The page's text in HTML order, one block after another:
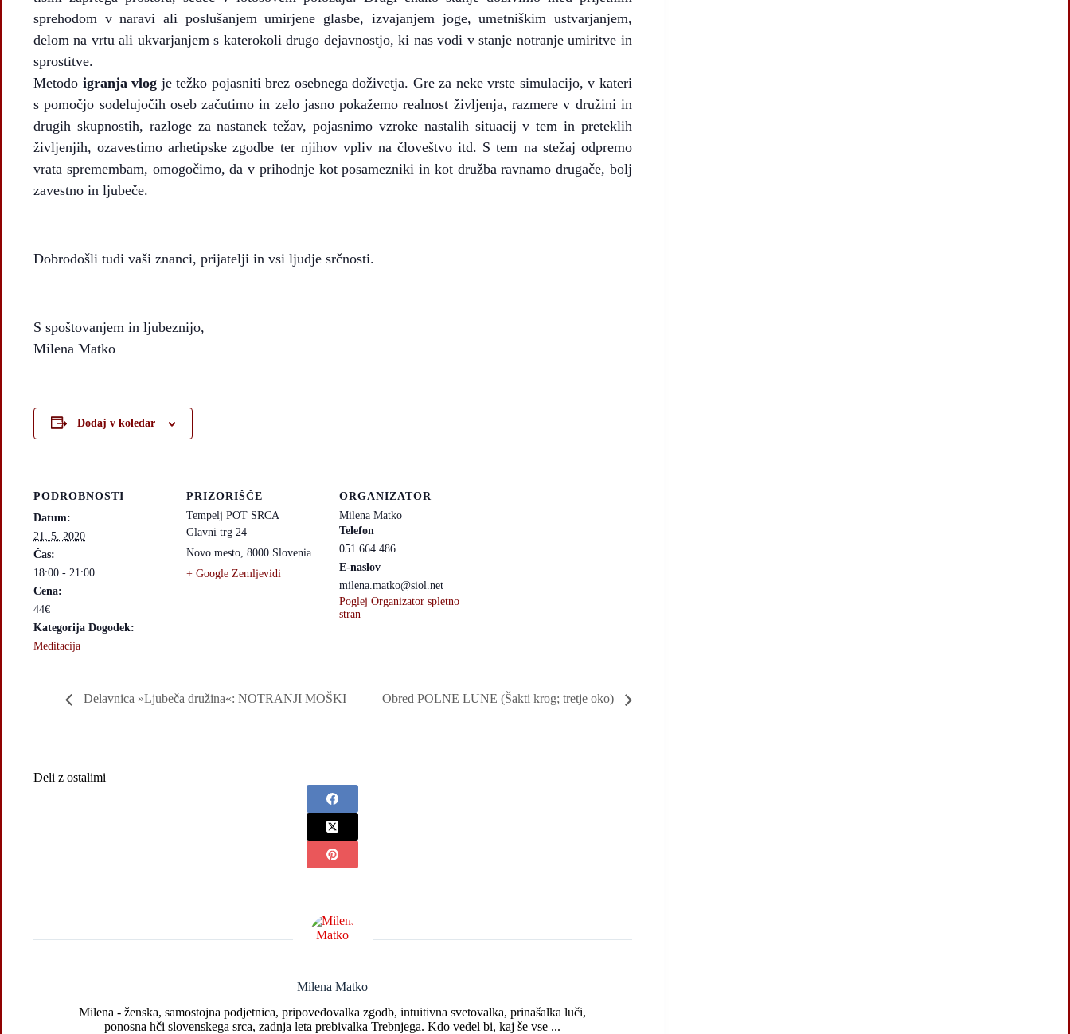
sprehodom v naravi ali poslušanjem umirjene glasbe, izvajanjem joge, umetniškim ustvarjanjem,
delom na vrtu ali ukvarjanjem s katerokoli drugo dejavnostjo, ki nas vodi v stanje notranje umiritve in
sprostitve.
Metodo igranja vlog je težko pojasniti brez osebnega doživetja. Gre za neke vrste simulacijo, v kateri
s pomočjo sodelujočih oseb začutimo in zelo jasno pokažemo realnost življenja, razmere v družini in
drugih skupnostih, razloge za nastanek težav, pojasnimo vzroke nastalih situacij v tem in preteklih
življenjih, ozavestimo arhetipske zgodbe ter njihov vpliv na človeštvo itd. S tem na stežaj odpremo
vrata spremembam, omogočimo, da v prihodnje kot posamezniki in kot družba ravnamo drugače, bolj
zavestno in ljubeče.
Dobrodošli tudi vaši znanci, prijatelji in vsi ljudje srčnosti.
S spoštovanjem in ljubeznijo,
Milena Matko
Dodaj v koledar
PODROBNOSTI
Datum:
21. 5. 2020
Čas:
18:00 - 21:00
Cena:
44€
Kategorija Dogodek:
Meditacija
PRIZORIŠČE
Tempelj POT SRCA
Glavni trg 24
Novo mesto, 8000 Slovenia
+ Google Zemljevidi
ORGANIZATOR
Milena Matko
Telefon
051 664 486
E-naslov
milena.matko@siol.net
Poglej Organizator spletno
stran
Delavnica »Ljubeča družina«: NOTRANJI MOŠKI Obred POLNE LUNE (Šakti krog; tretje oko)
Deli z ostalimi
Milena Matko
Milena - ženska, samostojna podjetnica, pripovedovalka zgodb, intuitivna svetovalka, prinašalka luči,
ponosna hči slovenskega srca, zadnja leta prebivalka Trebnjega. Kdo vedel bi, kaj še vse ...